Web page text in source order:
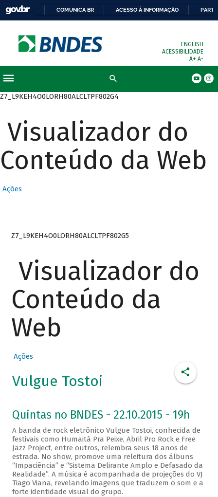
COMUNICA BR ACESSO À INFORMAÇÃO
ENGLISH
ACESSIBILIDADE
A+ A-
Z7_L9KEH4O0LORH80ALCLTPF802G4
Visualizador do
Conteúdo da Web
Ações
Z7_L9KEH4O0LORH80ALCLTPF802G5
Visualizador do
Conteúdo da
Web
Ações
Vulgue Tostoi
Quintas no BNDES - 22.10.2015 - 19h
A banda de rock eletrônico Vulgue Tostoi, conhecida de
festivais como Humaitá Pra Peixe, Abril Pro Rock e Free
Jazz Project, entre outros, relembra seus 18 anos de
estrada. No show, promove uma releitura dos álbuns
“Impaciência” e “Sistema Delirante Amplo e Defasado da
Realidade”. A música é acompanhada de projeções do VJ
Tiago Viana, revelando imagens que traduzem o som e a
forte identidade visual do grupo.